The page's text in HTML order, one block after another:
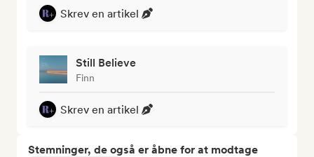
Skrev en artikel
Still Believe
Finn
Skrev en artikel
Stemninger, de også er åbne for at modtage